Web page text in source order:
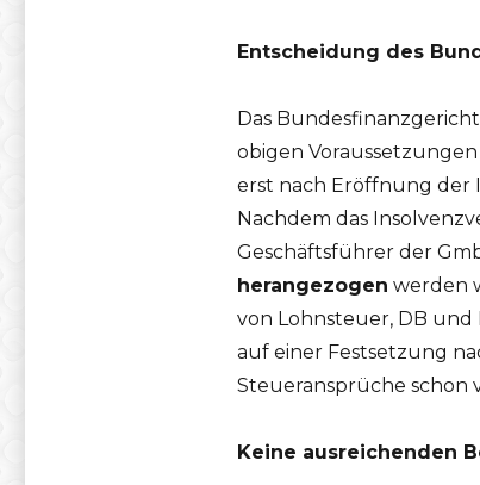
Entscheidung des
Das
obigen
erst nach Eröffnung der
Nachdem das
Geschäftsführer der
herangezogen werden
von Lohnsteuer, DB
auf einer Festsetzung
Steueransprüche schon
Keine ausreichenden